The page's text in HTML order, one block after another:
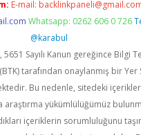
E-mail:
Whatsapp: 0262 606 0 726
@karabul
5651 Sayılı Kanun gereğince Bilgi
tarafından onaylanmış bir Yer
Bu nedenle, sitedeki
yükümlülüğümüz
içeriklerin sorumluluğunu